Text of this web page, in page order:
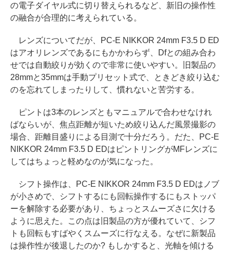
の電子ダイヤル式に切り替えられるなど、新旧の操作性
の融合が合理的に考えられている。
レンズについてだが、PC-E NIKKOR 24mm F3.5 D ED
はアオリレンズであるにもかかわらず、Dfとの組み合わ
せでは自動絞りが効くので非常に使いやすい。旧製品の
28mmと35mmは手動プリセット式で、ときどき絞り込む
のを忘れてしまったりして、慣れないと苦労する。
ピントは3本のレンズともマニュアルで合わせなけれ
ばならいが、焦点距離が短いため絞り込んだ風景撮影の
場合、距離目盛りによる目測で十分だろう。だた、PC-E
NIKKOR 24mm F3.5 D EDはピントリングがMFレンズに
してはちょっと軽めなのが気になった。
シフト操作は、PC-E NIKKOR 24mm F3.5 D EDはノブ
が小さめで、シフトするにも回転操作するにもストッパ
ーを解除する必要があり、ちょっとスムーズさに欠ける
ように思えた。この点は旧製品の方が優れていて、シフ
トも回転もすばやくスムーズに行なえる。なぜに新製品
は操作性が後退したのか? もしかすると、光軸を傾ける